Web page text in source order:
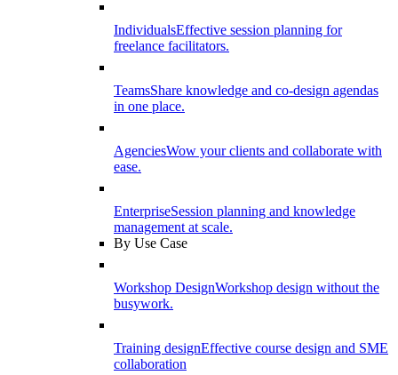
IndividualsEffective session planning for
freelance facilitators.
TeamsShare knowledge and co-design agendas
in one place.
AgenciesWow your clients and collaborate with
ease.
EnterpriseSession planning and knowledge
management at scale.
By Use Case
Workshop DesignWorkshop design without the
busywork.
Training designEffective course design and SME
collaboration